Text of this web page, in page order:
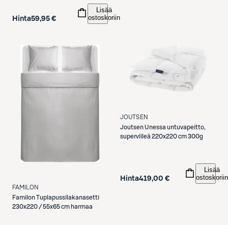
Hinta59,95 €
Lisää
ostoskoriin
FAMILON
FamilonTuplapussilakanasetti
230x220 / 55x65 cm harmaa
JOUTSEN
JoutsenUnessa untuvapeitto,
superviileä 220x220 cm 300g
Hinta419,00 €
Lisää
ostoskoriin